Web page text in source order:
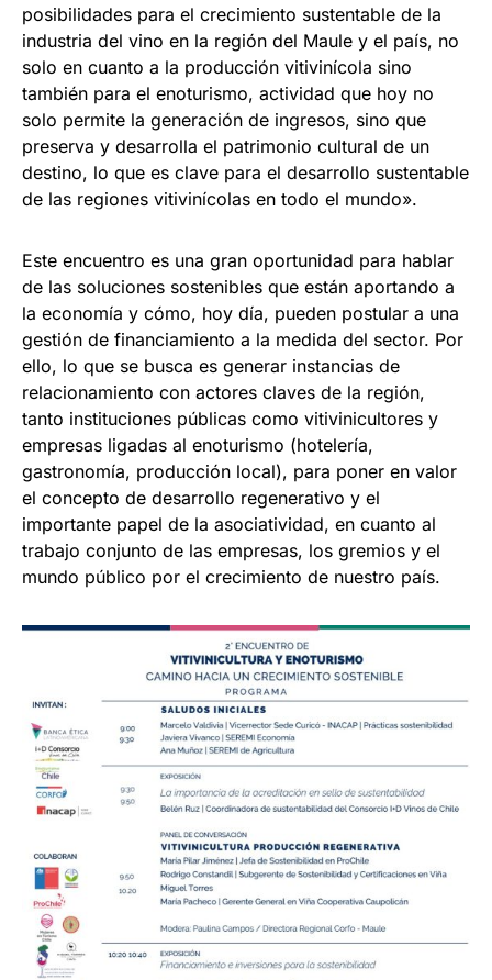
posibilidades para el crecimiento sustentable de la
industria del vino en la región del Maule y el país, no
solo en cuanto a la producción vitivinícola sino
también para el enoturismo, actividad que hoy no
solo permite la generación de ingresos, sino que
preserva y desarrolla el patrimonio cultural de un
destino, lo que es clave para el desarrollo sustentable
de las regiones vitivinícolas en todo el mundo».
Este encuentro es una gran oportunidad para hablar
de las soluciones sostenibles que están aportando a
la economía y cómo, hoy día, pueden postular a una
gestión de financiamiento a la medida del sector. Por
ello, lo que se busca es generar instancias de
relacionamiento con actores claves de la región,
tanto instituciones públicas como vitivinicultores y
empresas ligadas al enoturismo (hotelería,
gastronomía, producción local), para poner en valor
el concepto de desarrollo regenerativo y el
importante papel de la asociatividad, en cuanto al
trabajo conjunto de las empresas, los gremios y el
mundo público por el crecimiento de nuestro país.